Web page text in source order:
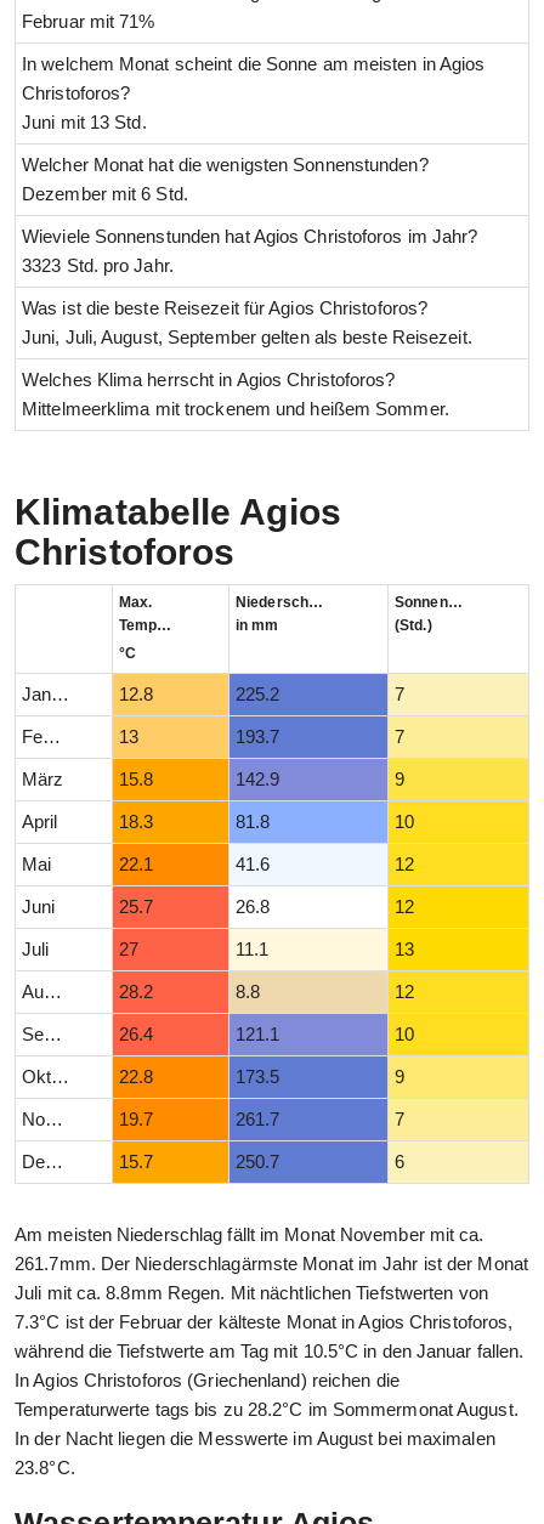
Februar mit 71%
In welchem Monat scheint die Sonne am meisten in Agios
Christoforos?
Juni mit 13 Std.
Welcher Monat hat die wenigsten Sonnenstunden?
Dezember mit 6 Std.
Wieviele Sonnenstunden hat Agios Christoforos im Jahr?
3323 Std. pro Jahr.
Was ist die beste Reisezeit für Agios Christoforos?
Juni, Juli, August, September gelten als beste Reisezeit.
Welches Klima herrscht in Agios Christoforos?
Mittelmeerklima mit trockenem und heißem Sommer.
Klimatabelle Agios
Christoforos
Max.
Temperatur
°C
Niederschlag
in mm
Sonnenstunden
(Std.)
Januar 12.8 225.2 7
Februar 13 193.7 7
März 15.8 142.9 9
April 18.3 81.8 10
Mai 22.1 41.6 12
Juni 25.7 26.8 12
Juli 27 11.1 13
August 28.2 8.8 12
September 26.4 121.1 10
Oktober 22.8 173.5 9
November 19.7 261.7 7
Dezember 15.7 250.7 6
Am meisten Niederschlag fällt im Monat November mit ca.
261.7mm. Der Niederschlagärmste Monat im Jahr ist der Monat
Juli mit ca. 8.8mm Regen. Mit nächtlichen Tiefstwerten von
7.3°C ist der Februar der kälteste Monat in Agios Christoforos,
während die Tiefstwerte am Tag mit 10.5°C in den Januar fallen.
In Agios Christoforos (Griechenland) reichen die
Temperaturwerte tags bis zu 28.2°C im Sommermonat August.
In der Nacht liegen die Messwerte im August bei maximalen
23.8°C.